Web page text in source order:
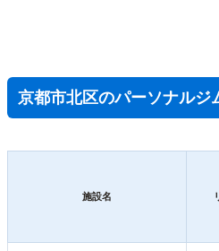
京都市北区のパーソナルジ
施設名